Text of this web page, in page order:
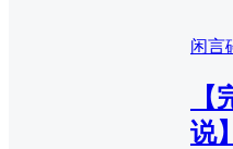
闲言
【
说